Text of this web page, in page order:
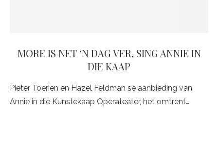
MORE IS NET ‘N DAG VER, SING ANNIE IN
DIE KAAP
Pieter Toerien en Hazel Feldman se aanbieding van
Annie in die Kunstekaap Operateater, het omtrent…